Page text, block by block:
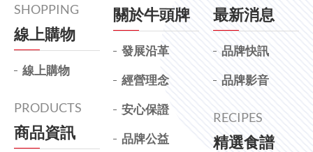
SHOPPING
線上購物
線上購物
關於牛頭牌
發展沿革
經營理念
安心保證
品牌公益
最新消息
品牌快訊
品牌影音
PRODUCTS
商品資訊
RECIPES
精選食譜